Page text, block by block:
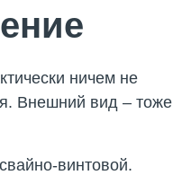
ничем не
Внешний вид – тоже
винтовой.